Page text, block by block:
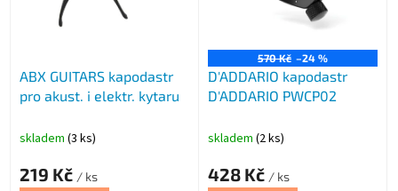
ABX GUITARS kapodastr
pro akust. i elektr. kytaru
skladem (3 ks)
219 Kč / ks
570 Kč –24 %
D'ADDARIO kapodastr
D'ADDARIO PWCP02
skladem (2 ks)
428 Kč / ks